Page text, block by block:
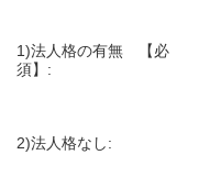
1)法人格の有無 【必
須】:
2)法人格なし: